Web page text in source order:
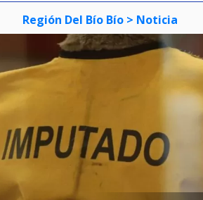
Región Del Bío Bío > Noticia